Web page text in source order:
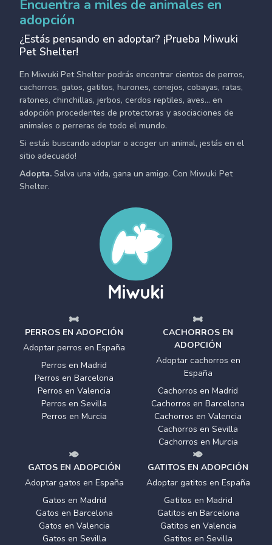
Encuentra a miles de animales en
adopción
¿Estás pensando en adoptar? ¡Prueba Miwuki
Pet Shelter!
En Miwuki Pet Shelter podrás encontrar cientos de perros,
cachorros, gatos, gatitos, hurones, conejos, cobayas, ratas,
ratones, chinchillas, jerbos, cerdos reptiles, aves... en
adopción procedentes de protectoras y asociaciones de
animales o perreras de todo el mundo.
Si estás buscando adoptar o acoger un animal, ¡estás en el
sitio adecuado!
Adopta. Salva una vida, gana un amigo. Con Miwuki Pet
Shelter.
PERROS EN ADOPCIÓN
Adoptar perros en España
Perros en Madrid
Perros en Barcelona
Perros en Valencia
Perros en Sevilla
Perros en Murcia
CACHORROS EN
ADOPCIÓN
Adoptar cachorros en
España
Cachorros en Madrid
Cachorros en Barcelona
Cachorros en Valencia
Cachorros en Sevilla
Cachorros en Murcia
GATOS EN ADOPCIÓN
Adoptar gatos en España
Gatos en Madrid
Gatos en Barcelona
Gatos en Valencia
Gatos en Sevilla
GATITOS EN ADOPCIÓN
Adoptar gatitos en España
Gatitos en Madrid
Gatitos en Barcelona
Gatitos en Valencia
Gatitos en Sevilla